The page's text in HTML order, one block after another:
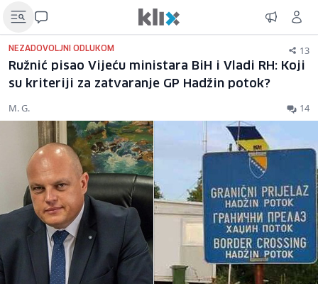
NEZADOVOLJNI ODLUKOM 13
Ružnić pisao Vijeću ministara BiH i Vladi RH: Koji
su kriteriji za zatvaranje GP Hadžin potok?
M. G. 14